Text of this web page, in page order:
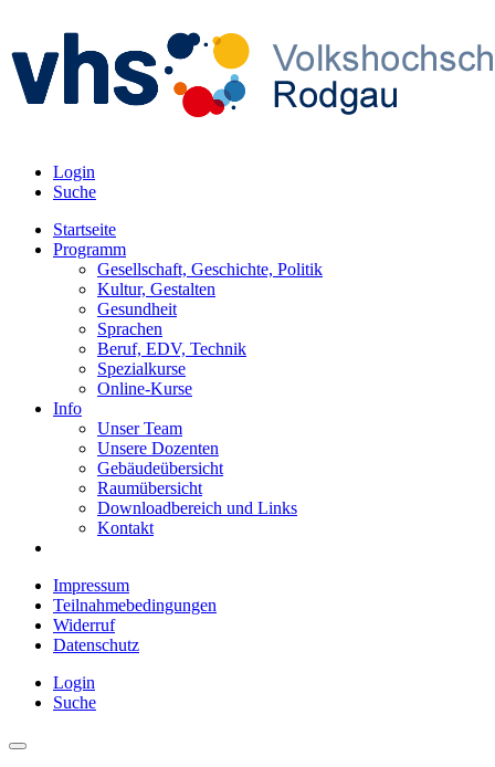
Login
Suche
Startseite
Programm
Gesellschaft, Geschichte, Politik
Kultur, Gestalten
Gesundheit
Sprachen
Beruf, EDV, Technik
Spezialkurse
Online-Kurse
Info
Unser Team
Unsere Dozenten
Gebäudeübersicht
Raumübersicht
Downloadbereich und Links
Kontakt
Impressum
Teilnahmebedingungen
Widerruf
Datenschutz
Login
Suche